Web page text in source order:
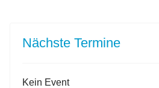
Nächste Termine
Kein Event